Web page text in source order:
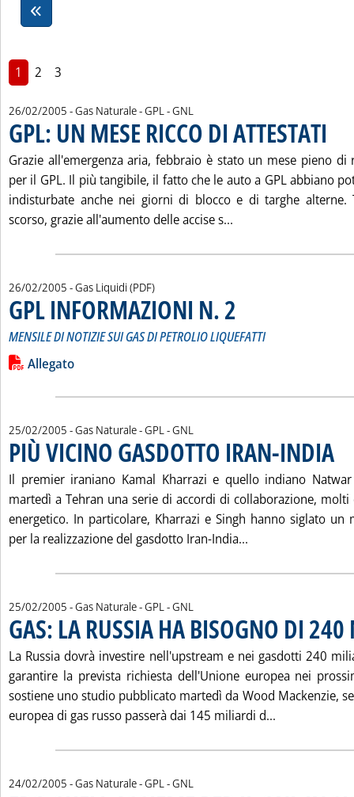
1 2 3
26/02/2005 - Gas Naturale - GPL - GNL
GPL: UN MESE RICCO DI ATTESTATI
Grazie all'emergenza aria, febbraio è stato un mese pieno di
per il GPL. Il più tangibile, il fatto che le auto a GPL abbiano
indisturbate anche nei giorni di blocco e di targhe
scorso, grazie all'aumento delle accise s...
26/02/2005 - Gas Liquidi (PDF)
GPL INFORMAZIONI N. 2
MENSILE DI NOTIZIE SUI GAS DI PETROLIO LIQUEFATTI
Leggi tutta la notizia: 'GPL INFORMAZIONI N. 2'
Lista allegati PDF alla notizia
Allegato
25/02/2005 - Gas Naturale - GPL - GNL
PIÙ VICINO GASDOTTO IRAN-INDIA
Il premier iraniano Kamal Kharrazi e quello indiano
martedì a Tehran una serie di accordi di collaborazione,
energetico. In particolare, Kharrazi e Singh hanno siglato un
per la realizzazione del gasdotto Iran-India...
25/02/2005 - Gas Naturale - GPL - GNL
GAS: LA RUSSIA HA BISOGNO DI
La Russia dovrà investire nell'upstream e nei gasdotti 240
garantire la prevista richiesta dell'Unione europea nei
sostiene uno studio pubblicato martedì da Wood Mackenzie,
europea di gas russo passerà dai 145 miliardi d...
24/02/2005 - Gas Naturale - GPL - GNL